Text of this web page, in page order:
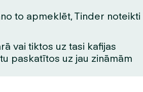
to apmeklēt, Tinder noteikti
vai tiktos uz tasi kafijas
paskatītos uz jau zināmām